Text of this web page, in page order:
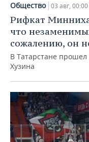
Общество 03 авг, 00:00
Рифкат
что
сожалению, он
В Татарстане
Хузина